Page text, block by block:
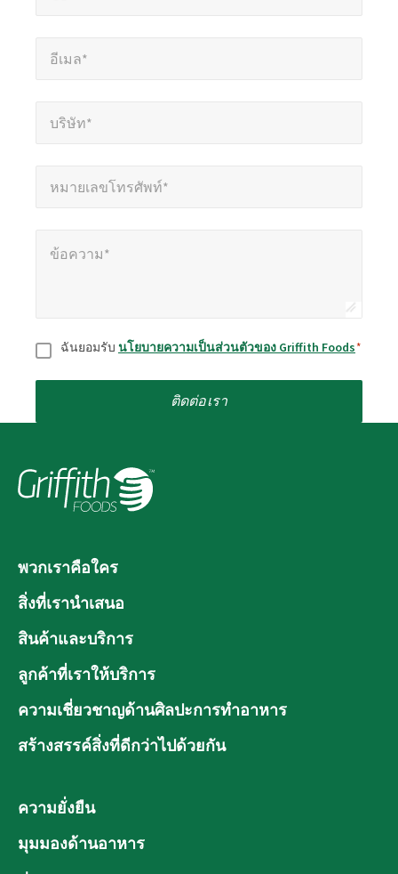
ต้อง
อีเมล*
บริษัท*
หมายเลขโทรศัพท์*
ข้อความ*
ยินยอมฉันยอมรับ นโยบายความเป็นส่วนตัวของ Griffith Foods*
ติดต่อเรา
พวกเราคือใคร
สิ่งที่เรานำเสนอ
สินค้าและบริการ
ลูกค้าที่เราให้บริการ
ความเชี่ยวชาญด้านศิลปะการทำอาหาร
สร้างสรรค์สิ่งที่ดีกว่าไปด้วยกัน
ความยั่งยืน
มุมมองด้านอาหาร